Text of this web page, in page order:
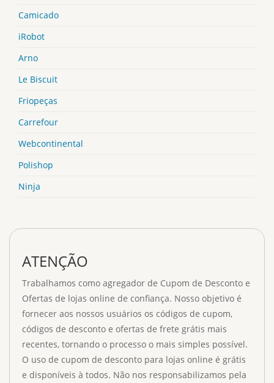
Camicado
iRobot
Arno
Le Biscuit
Friopeças
Carrefour
Webcontinental
Polishop
Ninja
ATENÇÃO
Trabalhamos como agregador de Cupom de Desconto e
Ofertas de lojas online de confiança. Nosso objetivo é
fornecer aos nossos usuários os códigos de cupom,
códigos de desconto e ofertas de frete grátis mais
recentes, tornando o processo o mais simples possível.
O uso de cupom de desconto para lojas online é grátis
e disponíveis à todos. Não nos responsabilizamos pela